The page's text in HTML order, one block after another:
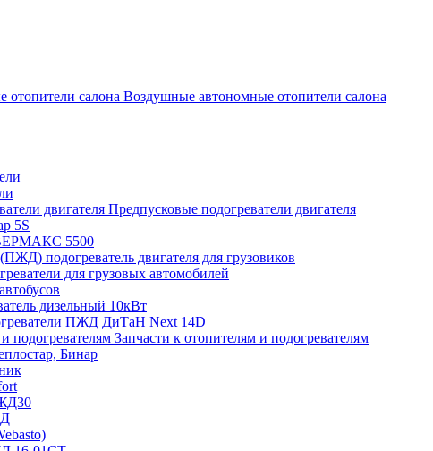
Воздушные автономные отопители салона
Предпусковые подогреватели двигателя
5S
5500
подогреватель двигателя для грузовиков
для грузовых автомобилей
дизельный 10кВт
ПЖД ДиТаН Next 14D
Запчасти к отопителям и подогревателям
Бинар